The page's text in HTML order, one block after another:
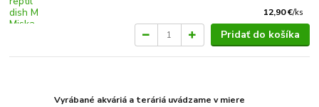
12,90 €/ks
Pridať do košíka
Vyrábané akváriá a teráriá uvádzame v miere